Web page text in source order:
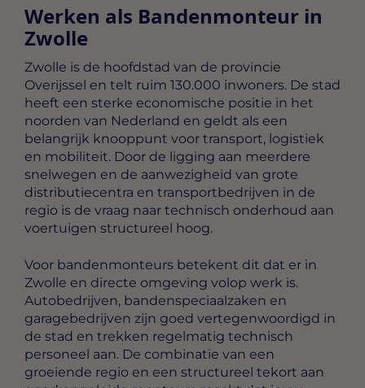
Werken als Bandenmonteur in
Zwolle
Zwolle is de hoofdstad van de provincie
Overijssel en telt ruim 130.000 inwoners. De stad
heeft een sterke economische positie in het
noorden van Nederland en geldt als een
belangrijk knooppunt voor transport, logistiek
en mobiliteit. Door de ligging aan meerdere
snelwegen en de aanwezigheid van grote
distributiecentra en transportbedrijven in de
regio is de vraag naar technisch onderhoud aan
voertuigen structureel hoog.
Voor bandenmonteurs betekent dit dat er in
Zwolle en directe omgeving volop werk is.
Autobedrijven, bandenspeciaalzaken en
garagebedrijven zijn goed vertegenwoordigd in
de stad en trekken regelmatig technisch
personeel aan. De combinatie van een
groeiende regio en een structureel tekort aan